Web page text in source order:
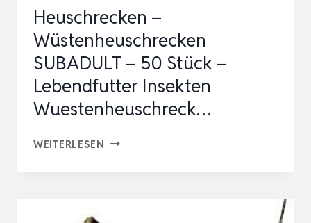
Heuschrecken –
Wüstenheuschrecken
SUBADULT – 50 Stück –
Lebendfutter Insekten
Wuestenheuschreck…
WEITERLESEN HEUSCHRECKEN